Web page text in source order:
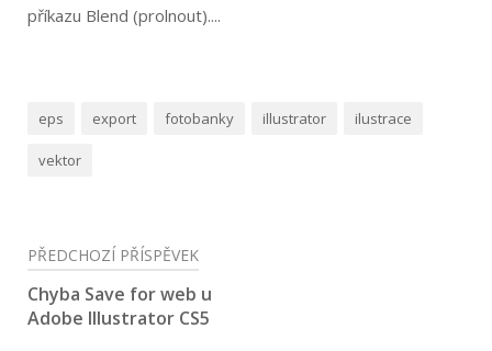
příkazu Blend (prolnout)....
eps export fotobanky illustrator ilustrace
vektor
Navigace
pro
příspěvek
PŘEDCHOZÍ PŘÍSPĚVEK
Chyba Save for web u
Adobe Illustrator CS5